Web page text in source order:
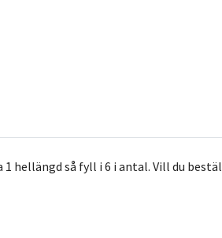
hellängd så fyll i 6 i antal. Vill du